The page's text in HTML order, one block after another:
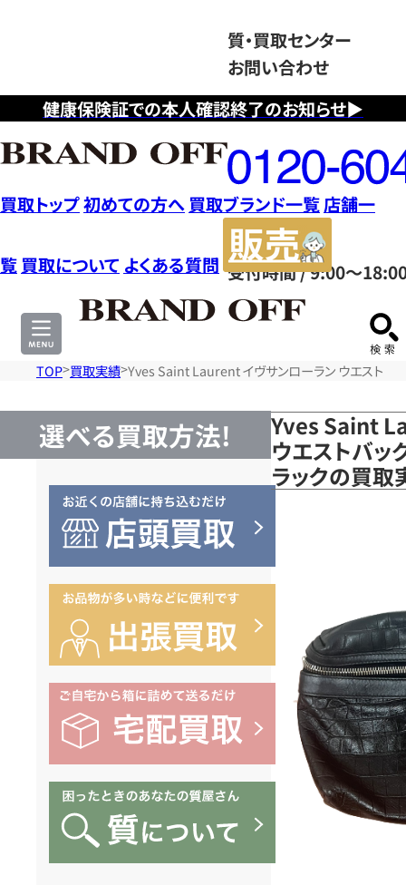
健康保険証での本人確認終了のお知らせ▶
質・買取センター
お問い合わせ
フ
リ
ー
ダ
イ
ヤ
ル
0120604117
受付時間 / 9:00～
買取トップ初めての方へ 買取ブランド一覧店舗一
覧 買取について よくある質問
サ
TOP 買取実績 Yves Saint Laurent イヴサンローラン ウエストバ
選べる買取方法!
Yves Saint
ウエストバッ
ラックの買取